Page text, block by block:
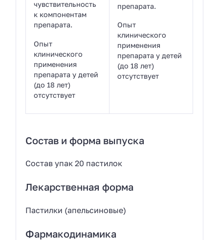
чувствительность
к компонентам
препарата.
Опыт
клинического
применения
препарата у детей
(до 18 лет)
отсутствует
препарата.
Опыт
клинического
применения
препарата у детей
(до 18 лет)
отсутствует
Состав и форма выпуска
Состав упак 20 пастилок
Лекарственная форма
Пастилки (апельсиновые)
Фармакодинамика